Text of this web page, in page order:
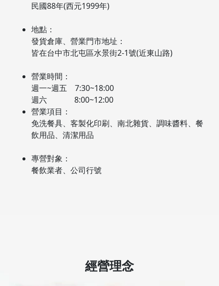
民國88年(西元1999年)
地點：
發貨倉庫、營業門市地址：
皆在台中市北屯區水景街2-1號(近東山路)
營業時間：
週一~週五 7:30~18:00
週六 8:00~12:00
營業項目：
免洗餐具、客製化印刷、南北雜貨、調味醬料、餐
飲用品、清潔用品
專營對象：
餐飲業者、公司行號
經營理念